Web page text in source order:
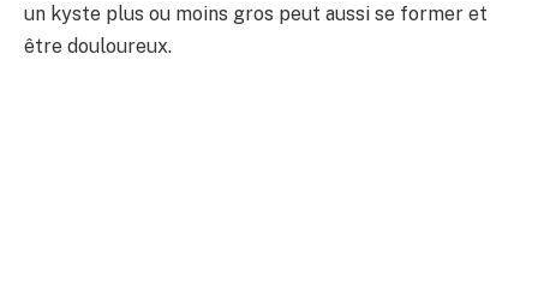
un kyste plus ou moins gros peut aussi se former et
être douloureux.